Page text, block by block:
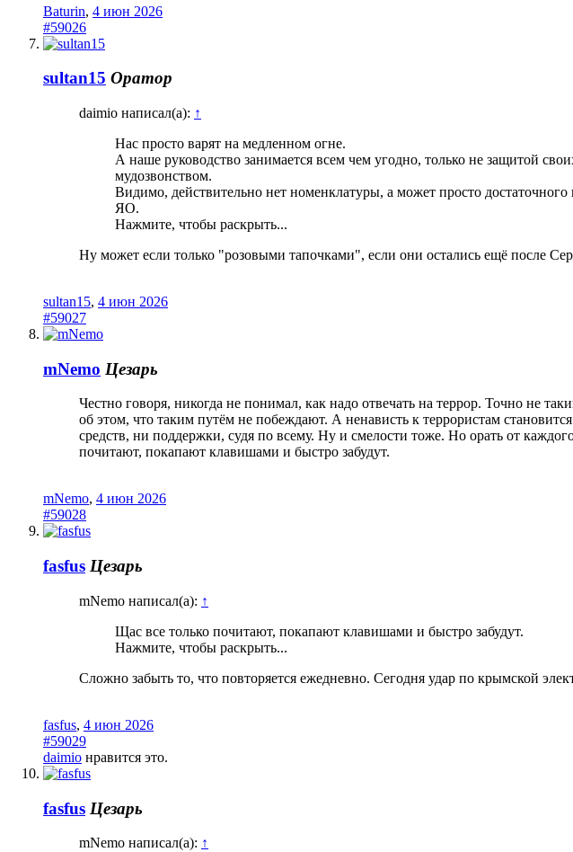
Baturin, 4 июн 2026
#59026
sultan15 Оратор
daimio написал(а): ↑
Нас просто варят на медленном огне.
А наше руководство занимается всем чем угодно, только не защитой
мудозвонством.
Видимо, действительно нет номенклатуры, а может просто
ЯО.
Нажмите, чтобы раскрыть...
Ну может если только "розовыми тапочками", если они остались ещё после
sultan15, 4 июн 2026
#59027
mNemo Цезарь
Честно говоря, никогда не понимал, как надо отвечать на террор. Точно не
об этом, что таким путём не побеждают. А ненависть к террористам
средств, ни поддержки, судя по всему. Ну и смелости тоже. Но орать от
почитают, покапают клавишами и быстро забудут.
mNemo, 4 июн 2026
#59028
fasfus Цезарь
mNemo написал(а): ↑
Щас все только почитают, покапают клавишами и быстро забудут.
Нажмите, чтобы раскрыть...
Сложно забыть то, что повторяется ежедневно. Сегодня удар по крымской
fasfus, 4 июн 2026
#59029
daimio нравится это.
fasfus Цезарь
mNemo написал(а): ↑